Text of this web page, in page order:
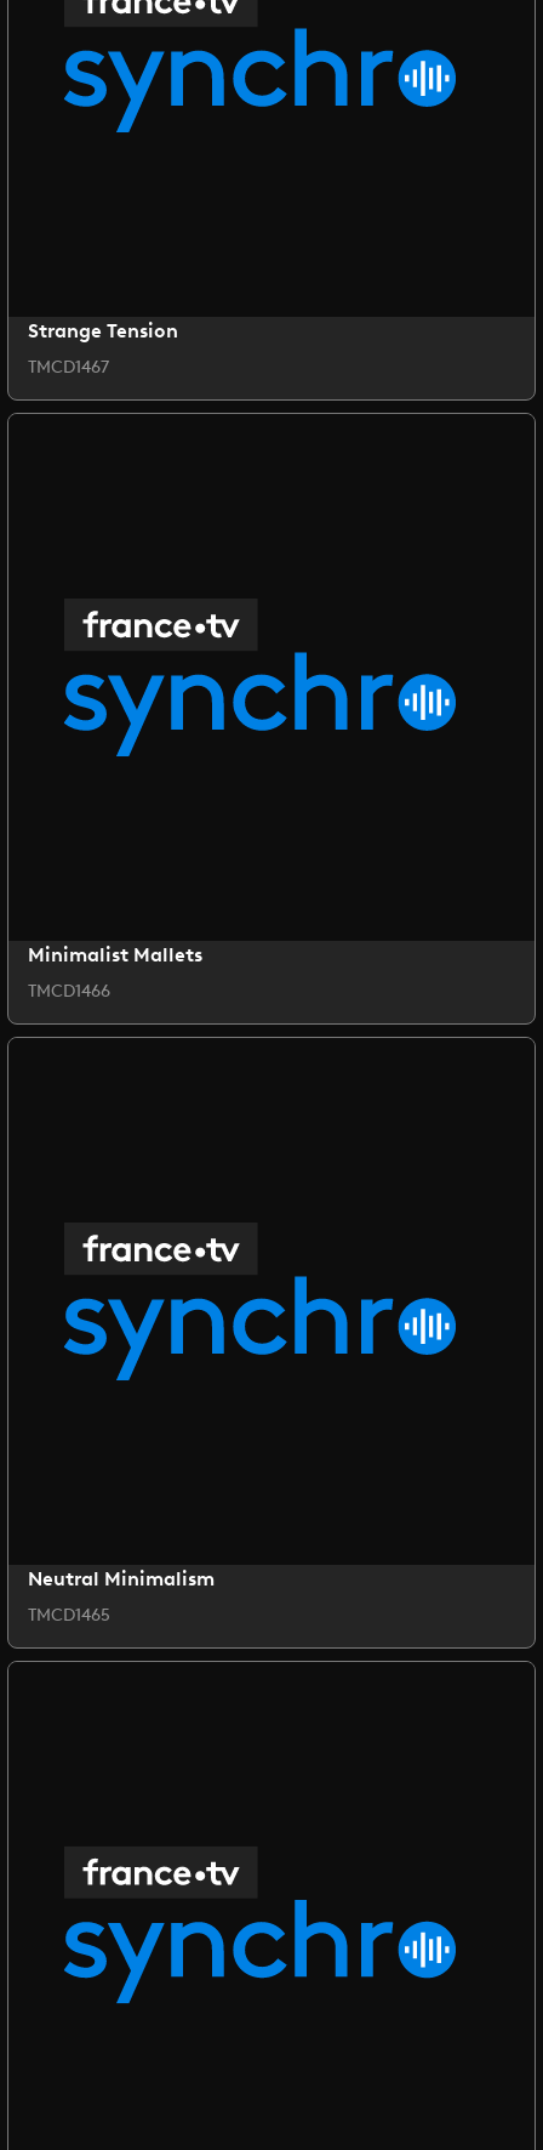
Strange Tension
TMCD1467
Minimalist Mallets
TMCD1466
Neutral Minimalism
TMCD1465